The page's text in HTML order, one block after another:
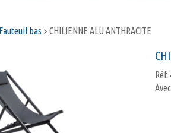
Fauteuil bas > CHILIENNE ALU ANTHRACITE
Réf.